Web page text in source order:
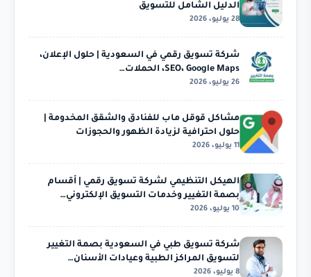
الدليل الشامل للتسويق
28 يوليو، 2026
شركة تسويق رقمي في السعودية | حلول الإعلان،
SEO، Google Maps، الحملات…
26 يوليو، 2026
مشاكل قوقل ماب للفنادق والشقق المخدومة |
حلول احترافية لزيادة الظهور والحجوزات
11 يوليو، 2026
الهيكل التنظيمي لشركة تسويق رقمي | أقسام
بصمة التغيير وخدمات التسويق الإلكتروني…
10 يوليو، 2026
شركة تسويق طبي في السعودية بصمة التغيير
لتسويق المراكز الطبية وعيادات الأسنان…
8 يوليو، 2026